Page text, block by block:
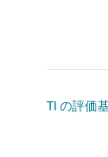
TI の評価